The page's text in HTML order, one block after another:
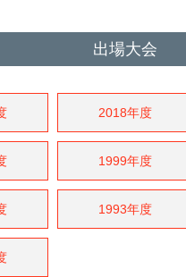
出場大会
2018年度
1999年度
1993年度